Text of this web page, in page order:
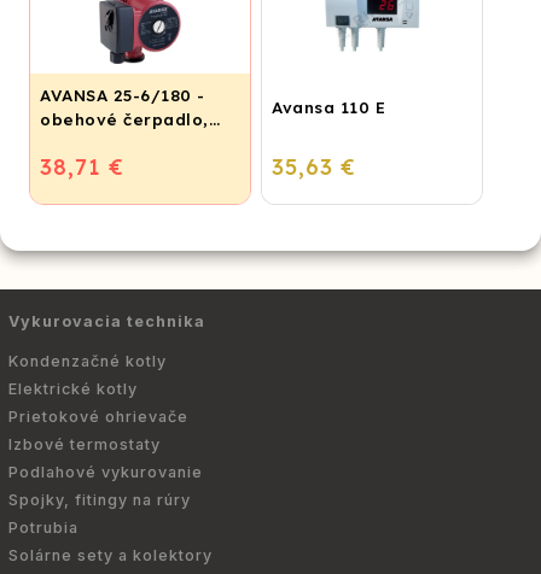
AVANSA 25-6/180 -
obehové čerpadlo,
38,71 €
Avansa 110 E
35,63 €
Vykurovacia technika
Kondenzačné kotly
Elektrické kotly
Prietokové ohrievače
Izbové termostaty
Podlahové vykurovanie
Spojky, fitingy na rúry
Potrubia
Solárne sety a kolektory